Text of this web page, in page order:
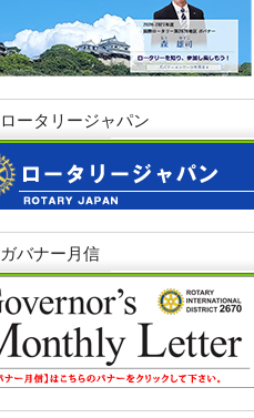
ロータリージャパン
ガバナー月信